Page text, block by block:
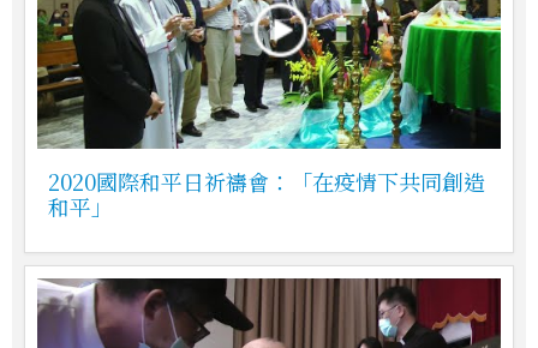
2020國際和平日祈禱會：「在疫情下共同創造
和平」